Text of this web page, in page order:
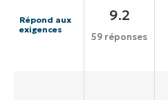
Répond aux
exigences
9.2
59 réponses